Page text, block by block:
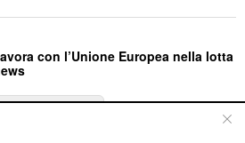
con l’Unione Europea nella lotta